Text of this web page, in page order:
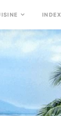
INDEX